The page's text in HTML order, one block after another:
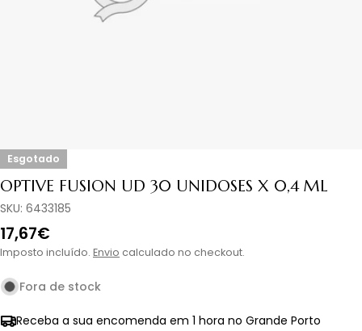
Esgotado
OPTIVE FUSION UD 30 UNIDOSES X 0,4 ML
SKU: 6433185
Preço
normal
17,67€
Imposto incluído. Envio calculado no checkout.
Fora de stock
Receba a sua encomenda em 1 hora no Grande Porto